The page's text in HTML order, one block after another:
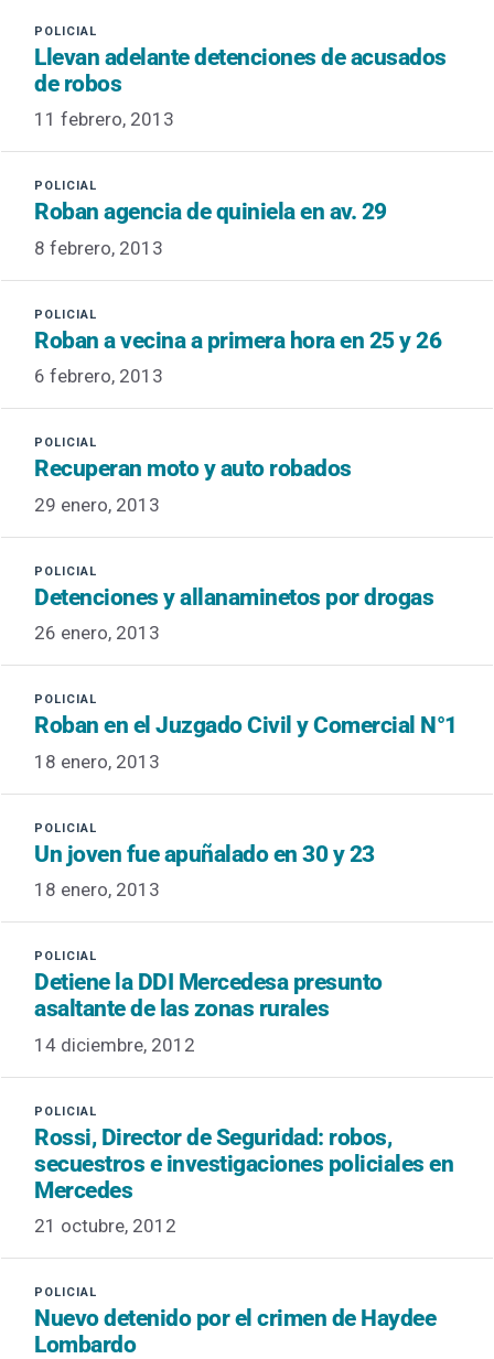
Llevan adelante detenciones de acusados
de robos
11 febrero, 2013
Roban agencia de quiniela en av. 29
8 febrero, 2013
Roban a vecina a primera hora en 25 y 26
6 febrero, 2013
Recuperan moto y auto robados
29 enero, 2013
Detenciones y allanaminetos por drogas
26 enero, 2013
Roban en el Juzgado Civil y Comercial N°1
18 enero, 2013
Un joven fue apuñalado en 30 y 23
18 enero, 2013
Detiene la DDI Mercedesa presunto
asaltante de las zonas rurales
14 diciembre, 2012
Rossi, Director de Seguridad: robos,
secuestros e investigaciones policiales en
Mercedes
21 octubre, 2012
Nuevo detenido por el crimen de Haydee
Lombardo